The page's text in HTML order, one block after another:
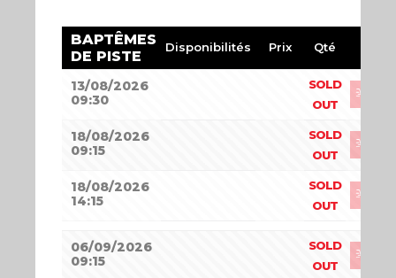
BAPTÊMES
DE PISTE
Disponibilités Prix Qté
13/08/2026
09:30
SOLD
OUT
18/08/2026
09:15
SOLD
OUT
18/08/2026
14:15
SOLD
OUT
06/09/2026
09:15
SOLD
OUT